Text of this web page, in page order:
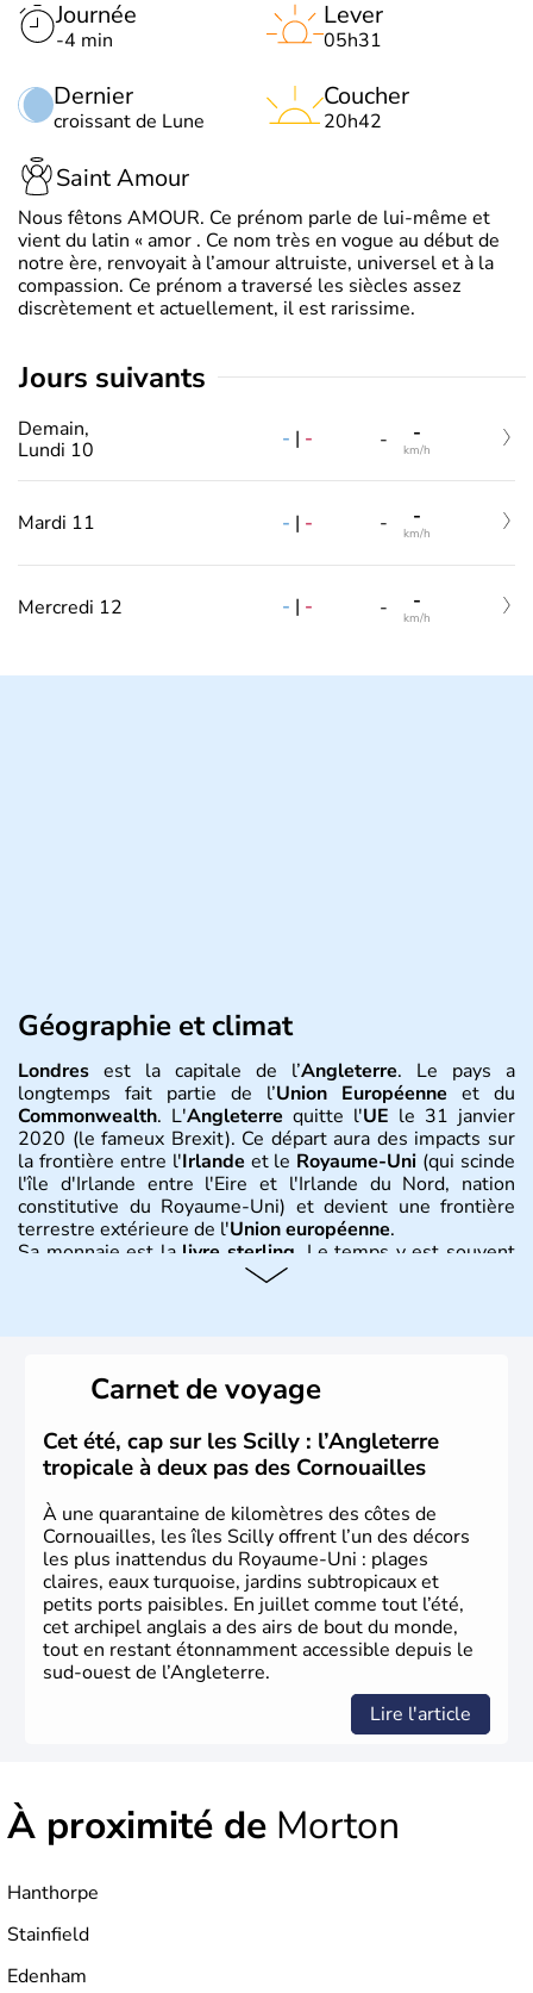
Journée
-4 min
Dernier
croissant de Lune
Lever
05h31
Coucher
20h42
Saint Amour
Nous fêtons AMOUR. Ce prénom parle de lui-même et
vient du latin « amor . Ce nom très en vogue au début de
notre ère, renvoyait à l’amour altruiste, universel et à la
compassion. Ce prénom a traversé les siècles assez
discrètement et actuellement, il est rarissime.
jours suivants
Demain,
Lundi 10
- | - - -
km/h
Mardi 11 - | - - -
km/h
Mercredi 12 - | - - -
km/h
Géographie et climat
Londres est la capitale de l’Angleterre. Le pays a
longtemps fait partie de l’Union Européenne et du
Commonwealth. L'Angleterre quitte l'UE le 31 janvier
2020 (le fameux Brexit). Ce départ aura des impacts sur
la frontière entre l'Irlande et le Royaume-Uni (qui scinde
l'île d'Irlande entre l'Eire et l'Irlande du Nord, nation
constitutive du Royaume-Uni) et devient une frontière
terrestre extérieure de l'Union européenne.
Sa monnaie est lalivre sterling . Le temps y est souvent
instable avec de nombreuses précipitations : il s’agit d’un
Histoire et administration
L'Angleterre est l’une des quatre nations constitutives du
Royaume-Uni. Elle est peuplée de plus de 50 millions
d’habitants, les Anglais, et constitue à elle seule, près de
84% de la population de l’ensemble. Le pays s’est créé au
Xème siècle et tient son nom desAngles
germanique installé sur ces terres. Première démocratie
parlementaire au monde, elle doit son développement à
l’essor industriel du XIXème siècle.
Carnet de voyage
Cet été, cap sur les Scilly : l’Angleterre
tropicale à deux pas des Cornouailles
À une quarantaine de kilomètres des côtes de
Cornouailles, les îles Scilly offrent l’un des décors
les plus inattendus du Royaume-Uni : plages
claires, eaux turquoise, jardins subtropicaux et
petits ports paisibles. En juillet comme tout l’été,
cet archipel anglais a des airs de bout du monde,
tout en restant étonnamment accessible depuis le
sud-ouest de l’Angleterre.
Lire l'article
À proximité de Morton
Hanthorpe
Stainfield
Edenham